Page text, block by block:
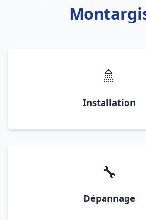
🚿
Installation
🔧
Dépannage